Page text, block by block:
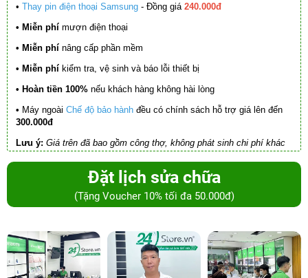
• Thay pin điện thoại Samsung - Đồng giá 240.000đ
• Miễn phí mượn điện thoại
• Miễn phí nâng cấp phần mềm
• Miễn phí kiểm tra, vệ sinh và báo lỗi thiết bị
• Hoàn tiền 100% nếu khách hàng không hài lòng
• Máy ngoài Chế độ bảo hành đều có chính sách hỗ trợ giá lên đến
300.000đ
Lưu ý: Giá trên đã bao gồm công thợ, không phát sinh chi phí khác
Đặt lịch sửa chữa
(Tặng Voucher 10% tối đa 50.000đ)